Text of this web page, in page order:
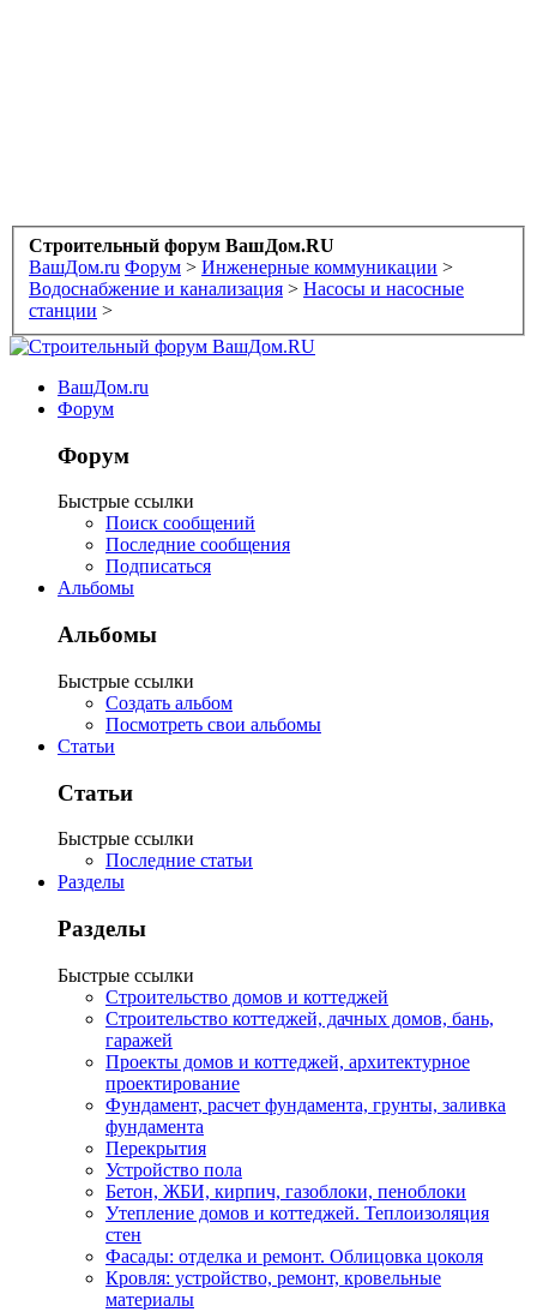
Строительный форум ВашДом.RU
ВашДом.ru Форум > Инженерные коммуникации >
Водоснабжение и канализация > Насосы и насосные
станции >
ВашДом.ru
Форум
Форум
Быстрые ссылки
Поиск сообщений
Последние сообщения
Подписаться
Альбомы
Альбомы
Быстрые ссылки
Создать альбом
Посмотреть свои альбомы
Статьи
Статьи
Быстрые ссылки
Последние статьи
Разделы
Разделы
Быстрые ссылки
Строительство домов и коттеджей
Строительство коттеджей, дачных домов, бань,
гаражей
Проекты домов и коттеджей, архитектурное
проектирование
Фундамент, расчет фундамента, грунты, заливка
фундамента
Перекрытия
Устройство пола
Бетон, ЖБИ, кирпич, газоблоки, пеноблоки
Утепление домов и коттеджей. Теплоизоляция
стен
Фасады: отделка и ремонт. Облицовка цоколя
Кровля: устройство, ремонт, кровельные
материалы